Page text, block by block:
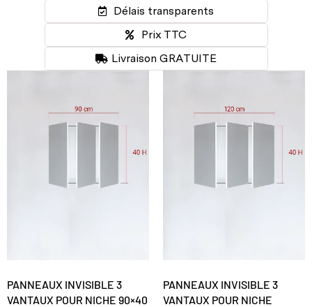
Délais transparents
Prix TTC
Livraison GRATUITE
PANNEAUX INVISIBLE 3
VANTAUX POUR NICHE 90×40
PANNEAUX INVISIBLE 3
VANTAUX POUR NICHE